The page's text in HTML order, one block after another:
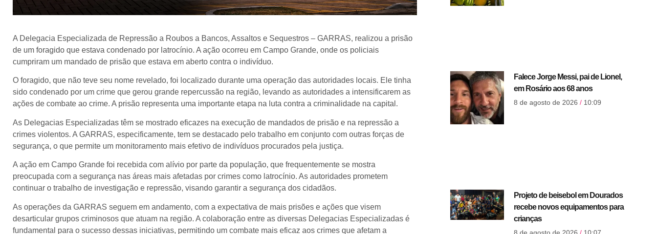
A Delegacia Especializada de Repressão a Roubos a Bancos, Assaltos e Sequestros – GARRAS, realizou a prisão
de um foragido que estava condenado por latrocínio. A ação ocorreu em Campo Grande, onde os policiais
cumpriram um mandado de prisão que estava em aberto contra o indivíduo.
O foragido, que não teve seu nome revelado, foi localizado durante uma operação das autoridades locais. Ele tinha
sido condenado por um crime que gerou grande repercussão na região, levando as autoridades a intensificarem as
ações de combate ao crime. A prisão representa uma importante etapa na luta contra a criminalidade na capital.
As Delegacias Especializadas têm se mostrado eficazes na execução de mandados de prisão e na repressão a
crimes violentos. A GARRAS, especificamente, tem se destacado pelo trabalho em conjunto com outras forças de
segurança, o que permite um monitoramento mais efetivo de indivíduos procurados pela justiça.
A ação em Campo Grande foi recebida com alívio por parte da população, que frequentemente se mostra
preocupada com a segurança nas áreas mais afetadas por crimes como latrocínio. As autoridades prometem
continuar o trabalho de investigação e repressão, visando garantir a segurança dos cidadãos.
As operações da GARRAS seguem em andamento, com a expectativa de mais prisões e ações que visem
desarticular grupos criminosos que atuam na região. A colaboração entre as diversas Delegacias Especializadas é
fundamental para o sucesso dessas iniciativas, permitindo um combate mais eficaz aos crimes que afetam a
Falece Jorge Messi, pai de Lionel,
em Rosário aos 68 anos
8 de agosto de 2026 10:09
Projeto de beisebol em Dourados
recebe novos equipamentos para
crianças